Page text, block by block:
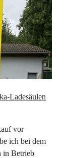
Ladesäulen
vor
ich bei dem
in Betrieb